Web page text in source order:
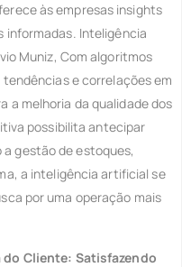
às empresas insights
informadas. Inteligência
Muniz, Com algoritmos
e correlações em
a melhoria da qualidade dos
possibilita antecipar
gestão de estoques,
a inteligência artificial se
por uma operação mais
do Cliente: Satisfazendo